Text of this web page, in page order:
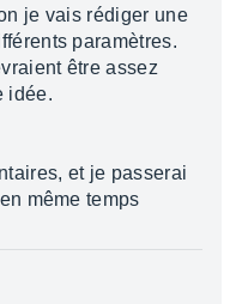
je vais rédiger une
paramètres.
être assez
idée.
et je passerai
même temps